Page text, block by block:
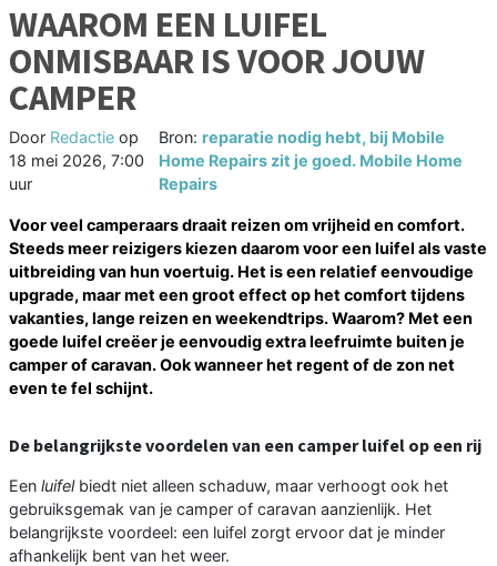
WAAROM EEN LUIFEL
ONMISBAAR IS VOOR JOUW
CAMPER
Door Redactie op
18 mei 2026, 7:00
uur
Bron: reparatie nodig hebt, bij Mobile
Home Repairs zit je goed. Mobile Home
Repairs
Voor veel camperaars draait reizen om vrijheid en comfort.
Steeds meer reizigers kiezen daarom voor een luifel als vaste
uitbreiding van hun voertuig. Het is een relatief eenvoudige
upgrade, maar met een groot effect op het comfort tijdens
vakanties, lange reizen en weekendtrips. Waarom? Met een
goede luifel creëer je eenvoudig extra leefruimte buiten je
camper of caravan. Ook wanneer het regent of de zon net
even te fel schijnt.
De belangrijkste voordelen van een camper luifel op een rij
Een luifelbiedt niet alleen schaduw, maar verhoogt ook het
gebruiksgemak van je camper of caravan aanzienlijk. Het
belangrijkste voordeel: een luifel zorgt ervoor dat je minder
afhankelijk bent van het weer.